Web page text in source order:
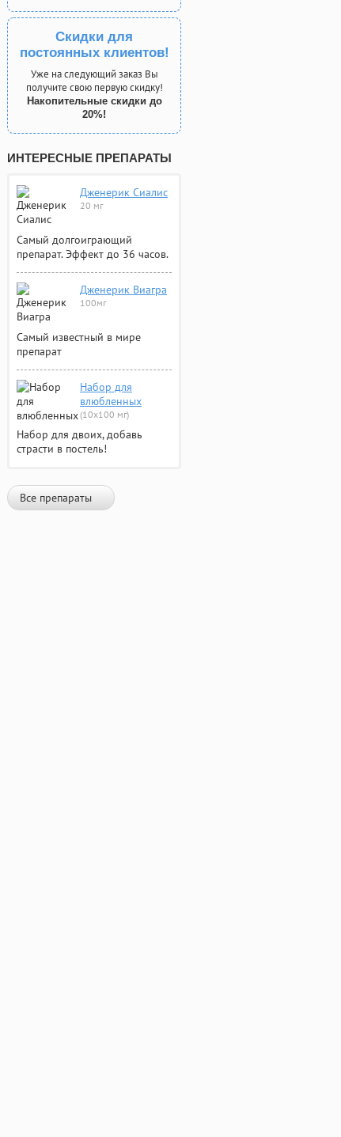
Скидки для
постоянных клиентов!
Уже на следующий заказ Вы
получите свою первую скидку!
Накопительные скидки до
20%!
ИНТЕРЕСНЫЕ ПРЕПАРАТЫ
Дженерик Сиалис
20 мг
Самый долгоиграющий
препарат. Эффект до 36 часов.
Дженерик Виагра
100мг
Самый известный в мире
препарат
Набор для
влюбленных
(10х100 мг)
Набор для двоих, добавь
страсти в постель!
Все препараты